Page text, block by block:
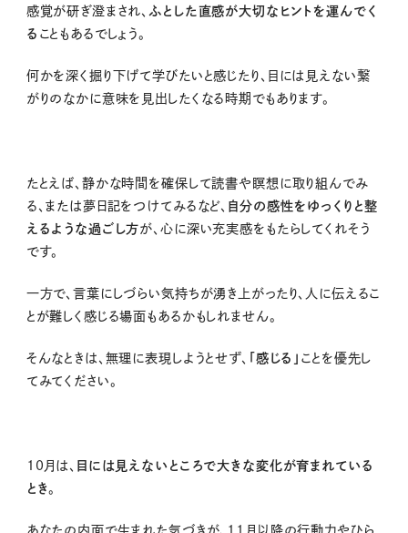
感覚が研ぎ澄まされ、 ふとした直感が大切なヒントを運んでく
る こともあるでしょう。
何かを深く掘り下げて学びたいと感じたり、目には見えない繋
がりのなかに意味を見出したくなる時期でもあります。
たとえば、静かな時間を確保して読書や瞑想に取り組んでみ
る、または夢日記をつけてみるなど、 自分の感性をゆっくりと整
えるような過ごし方が、心に深い充実感をもたらしてくれそう
です。
一方で、言葉にしづらい気持ちが湧き上がったり、人に伝えるこ
とが難しく感じる場面もあるかもしれません。
そんなときは、無理に表現しようとせず、 「感じる」 ことを優先し
てみてください。
10月は、 目には見えないところで大きな変化が育まれている
とき。
あなたの内面で生まれた気づきが、11月以降の行動力やひら